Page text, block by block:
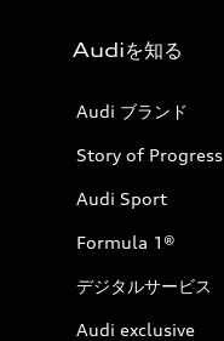
Audiを知る
Audi ブランド
Story of Progress
Audi Sport
Formula 1®
デジタルサービス
Audi exclusive